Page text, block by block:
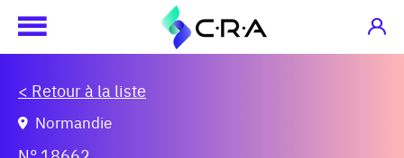
< Retour à la liste
Normandie